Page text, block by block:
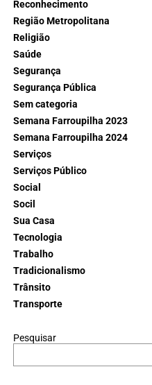
Reconhecimento
Região Metropolitana
Religião
Saúde
Segurança
Segurança Pública
Sem categoria
Semana Farroupilha 2023
Semana Farroupilha 2024
Serviços
Serviços Público
Social
Socil
Sua Casa
Tecnologia
Trabalho
Tradicionalismo
Trânsito
Transporte
Pesquisar